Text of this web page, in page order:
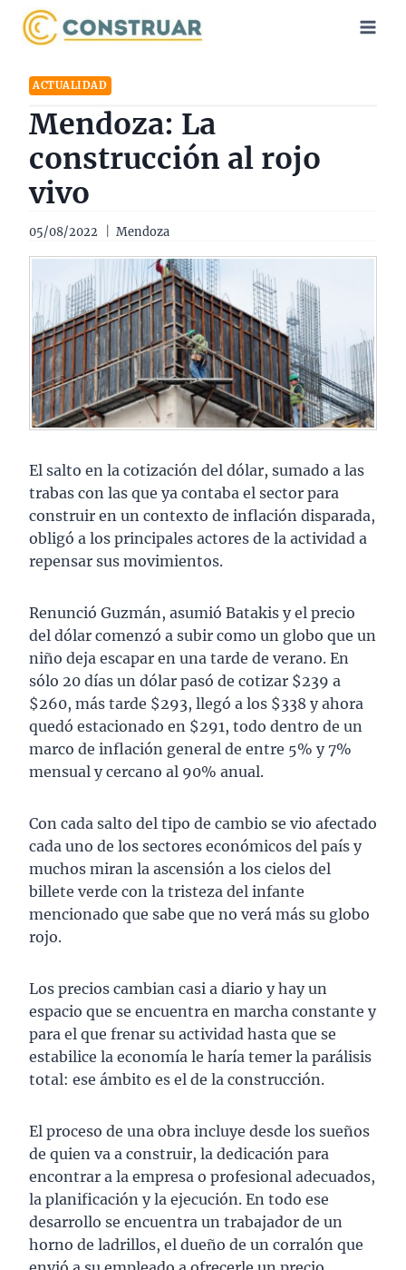
Saltar
ACTUALIDAD
Mendoza: La
construcción al rojo
vivo
05/08/2022 Mendoza
El salto en la cotización del dólar, sumado a las
trabas con las que ya contaba el sector para
construir en un contexto de inflación disparada,
obligó a los principales actores de la actividad a
repensar sus movimientos.
Renunció Guzmán, asumió Batakis y el precio
del dólar comenzó a subir como un globo que un
niño deja escapar en una tarde de verano. En
sólo 20 días un dólar pasó de cotizar $239 a
$260, más tarde $293, llegó a los $338 y ahora
quedó estacionado en $291, todo dentro de un
marco de inflación general de entre 5% y 7%
mensual y cercano al 90% anual.
Con cada salto del tipo de cambio se vio afectado
cada uno de los sectores económicos del país y
muchos miran la ascensión a los cielos del
billete verde con la tristeza del infante
mencionado que sabe que no verá más su globo
rojo.
Los precios cambian casi a diario y hay un
espacio que se encuentra en marcha constante y
para el que frenar su actividad hasta que se
estabilice la economía le haría temer la parálisis
total: ese ámbito es el de la construcción.
El proceso de una obra incluye desde los sueños
de quien va a construir, la dedicación para
encontrar a la empresa o profesional adecuados,
la planificación y la ejecución. En todo ese
desarrollo se encuentra un trabajador de un
horno de ladrillos, el dueño de un corralón que